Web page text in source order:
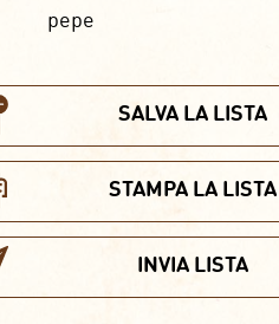
pepe
SALVA LA LISTA
STAMPA LA LISTA
INVIA LISTA